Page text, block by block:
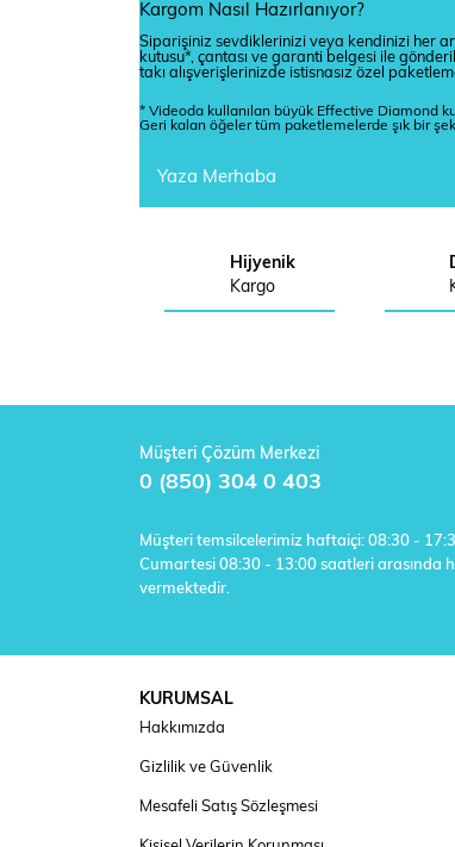
Kargom Nasıl Hazırlanıyor?
Siparişiniz sevdiklerinizi veya kendinizi her
kutusu*, çantası ve garanti belgesi ile
takı alışverişlerinizde istisnasız özel
* Videoda kullanılan büyük Effective Diamond
Geri kalan öğeler tüm paketlemelerde şık bir
Yaza Merhaba
Hijyenik
Kargo
Müşteri Çözüm Merkezi
0 (850) 304 0 403
Müşteri temsilcelerimiz haftaiçi: 08:30 -
Cumartesi 08:30 - 13:00 saatleri arasında
vermektedir.
KURUMSAL
Hakkımızda
Gizlilik ve Güvenlik
Mesafeli Satış Sözleşmesi